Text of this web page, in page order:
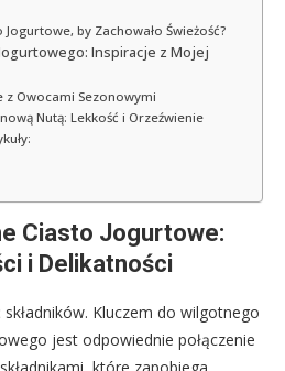
by Zachowało Świeżość?
Inspiracje z Mojej
z Owocami Sezonowymi
Nutą: Lekkość i Orzeźwienie
Ciasto Jogurtowe:
i Delikatności
Kluczem do wilgotnego
jest odpowiednie połączenie